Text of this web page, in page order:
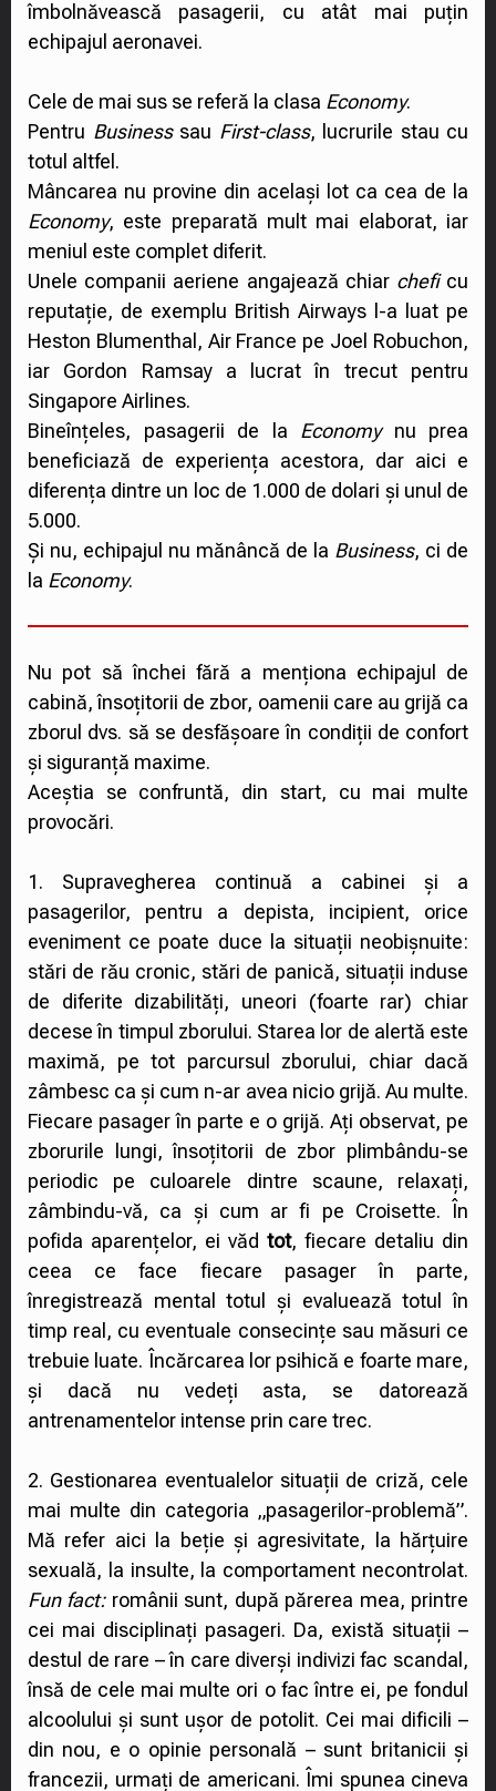
îmbolnăvească pasagerii, cu atât mai puțin
echipajul aeronavei.
Cele de mai sus se referă la clasa Economy.
Pentru Business sau First-class, lucrurile stau cu
totul altfel.
Mâncarea nu provine din același lot ca cea de la
Economy, este preparată mult mai elaborat, iar
meniul este complet diferit.
Unele companii aeriene angajează chiar chefi cu
reputație, de exemplu British Airways l-a luat pe
Heston Blumenthal, Air France pe Joel Robuchon,
iar Gordon Ramsay a lucrat în trecut pentru
Singapore Airlines.
Bineînțeles, pasagerii de la Economy nu prea
beneficiază de experiența acestora, dar aici e
diferența dintre un loc de 1.000 de dolari și unul de
5.000.
Și nu, echipajul nu mănâncă de la Business, ci de
la Economy.
Nu pot să închei fără a menționa echipajul de
cabină, însoțitorii de zbor, oamenii care au grijă ca
zborul dvs. să se desfășoare în condiții de confort
și siguranță maxime.
Aceștia se confruntă, din start, cu mai multe
provocări.
1. Supravegherea continuă a cabinei și a
pasagerilor, pentru a depista, incipient, orice
eveniment ce poate duce la situații neobișnuite:
stări de rău cronic, stări de panică, situații induse
de diferite dizabilități, uneori (foarte rar) chiar
decese în timpul zborului. Starea lor de alertă este
maximă, pe tot parcursul zborului, chiar dacă
zâmbesc ca și cum n-ar avea nicio grijă. Au multe.
Fiecare pasager în parte e o grijă. Ați observat, pe
zborurile lungi, însoțitorii de zbor plimbându-se
periodic pe culoarele dintre scaune, relaxați,
zâmbindu-vă, ca și cum ar fi pe Croisette. În
pofida aparențelor, ei văd tot, fiecare detaliu din
ceea ce face fiecare pasager în parte,
înregistrează mental totul și evaluează totul în
timp real, cu eventuale consecințe sau măsuri ce
trebuie luate. Încărcarea lor psihică e foarte mare,
și dacă nu vedeți asta, se datorează
antrenamentelor intense prin care trec.
2. Gestionarea eventualelor situații de criză, cele
mai multe din categoria „pasagerilor-problemă”.
Mă refer aici la beție și agresivitate, la hărțuire
sexuală, la insulte, la comportament necontrolat.
Fun fact:românii sunt, după părerea mea, printre
cei mai disciplinați pasageri. Da, există situații –
destul de rare – în care diverși indivizi fac scandal,
însă de cele mai multe ori o fac între ei, pe fondul
alcoolului și sunt ușor de potolit. Cei mai dificili –
din nou, e o opinie personală – sunt britanicii și
francezii, urmați de americani. Îmi spunea cineva